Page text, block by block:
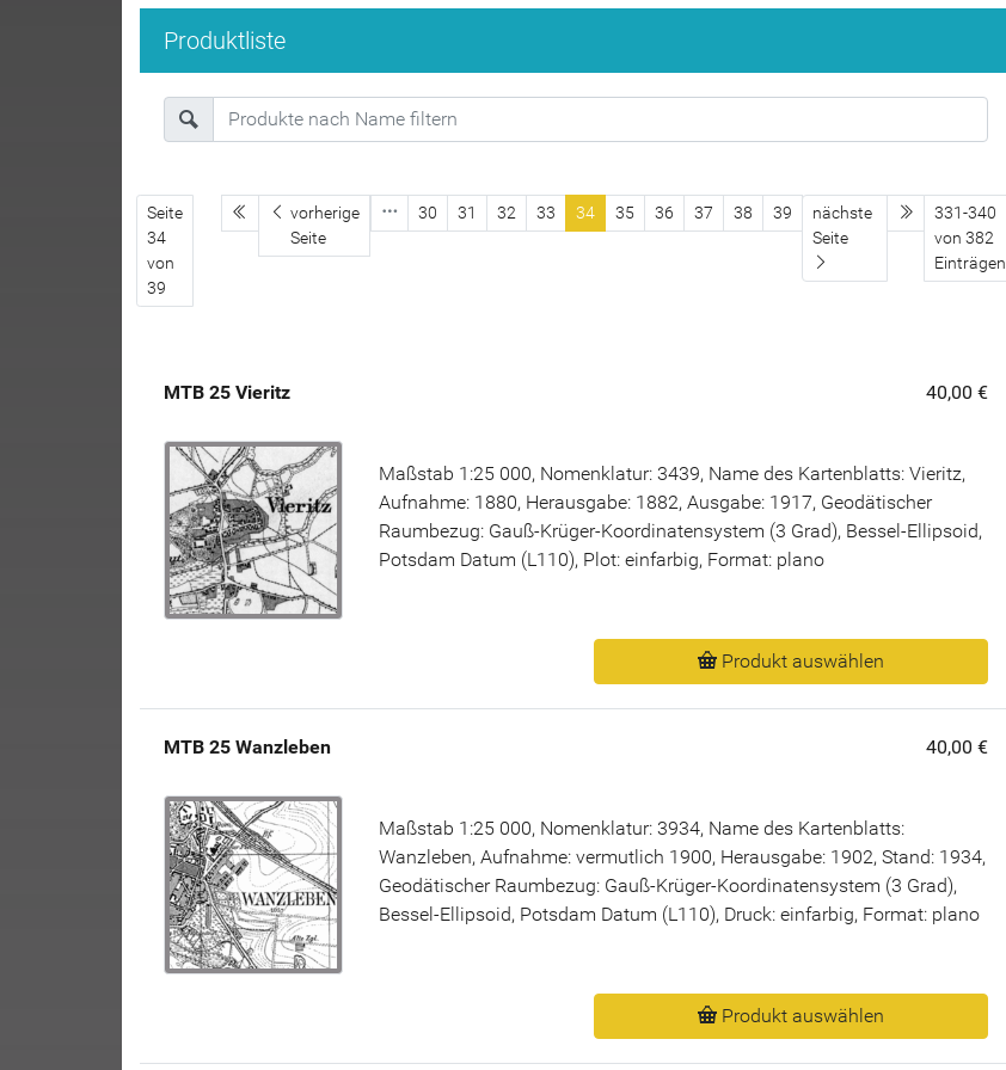
Produktliste
Seite
34
von
39
erste Seitevorherige
Seite
30 31 32 33 34 35 36 37 38 39
nächste
Seite
letzte Seite
331-340
von 382
Einträgen
MTB 25 Vieritz 40,00 €
Maßstab 1:25 000, Nomenklatur: 3439, Name des Kartenblatts: Vieritz,
Aufnahme: 1880, Herausgabe: 1882, Ausgabe: 1917, Geodätischer
Raumbezug: Gauß-Krüger-Koordinatensystem (3 Grad), Bessel-Ellipsoid,
Potsdam Datum (L110), Plot: einfarbig, Format: plano
Produkt auswählen
MTB 25 Wanzleben 40,00 €
Maßstab 1:25 000, Nomenklatur: 3934, Name des Kartenblatts:
Wanzleben, Aufnahme: vermutlich 1900, Herausgabe: 1902, Stand: 1934,
Geodätischer Raumbezug: Gauß-Krüger-Koordinatensystem (3 Grad),
Bessel-Ellipsoid, Potsdam Datum (L110), Druck: einfarbig, Format: plano
Produkt auswählen